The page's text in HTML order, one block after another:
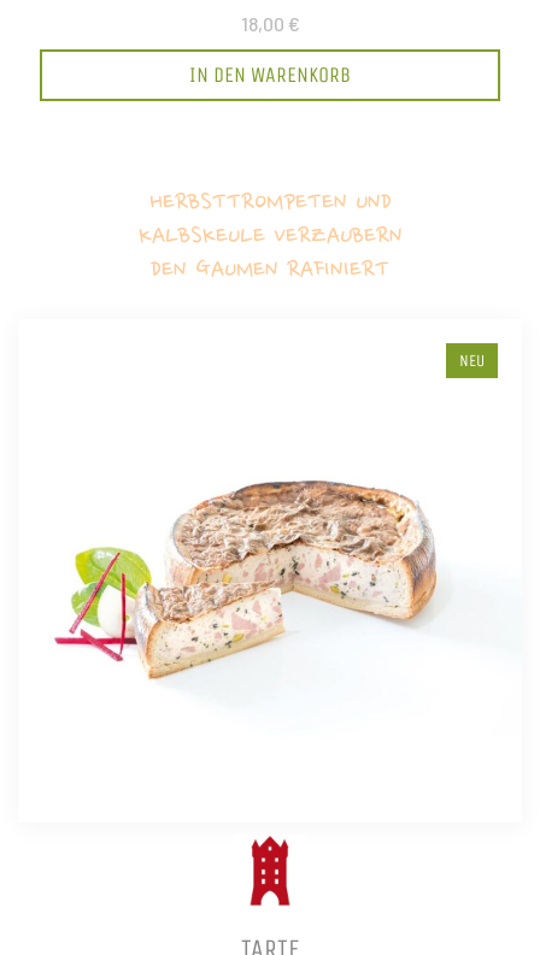
18,00 €
IN DEN WARENKORB
HERBSTTROMPETEN UND
KALBSKEULE VERZAUBERN
DEN GAUMEN RAFINIERT
NEU
TARTE